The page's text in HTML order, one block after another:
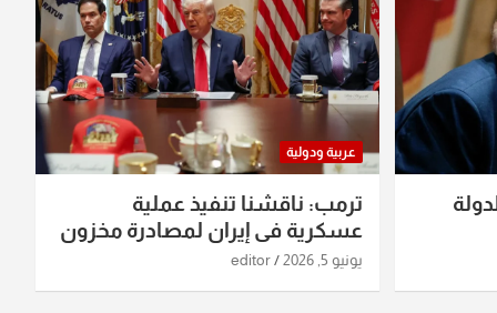
عربية ودولية
ترمب: ناقشنا تنفيذ عملية
عسكرية في إيران لمصادرة مخزون
اليورانيوم
يونيو 5, 2026 editor